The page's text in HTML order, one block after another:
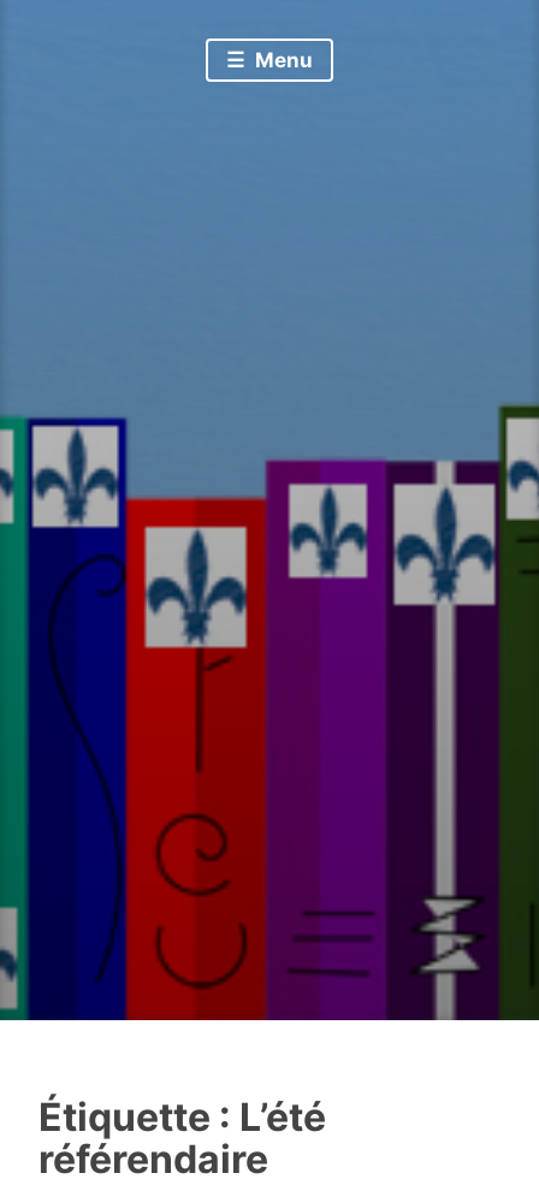
Menu
Étiquette : L’été
référendaire